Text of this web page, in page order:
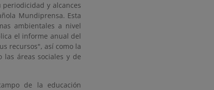
y alcances
Mundiprensa. Esta
ambientales a nivel
el informe anual del
recursos", así como la
áreas sociales y de
de la educación